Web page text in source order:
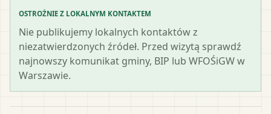
OSTROŻNIE Z LOKALNYM KONTAKTEM
Nie publikujemy lokalnych kontaktów z
niezatwierdzonych źródeł. Przed wizytą sprawdź
najnowszy komunikat gminy, BIP lub WFOŚiGW w
Warszawie.